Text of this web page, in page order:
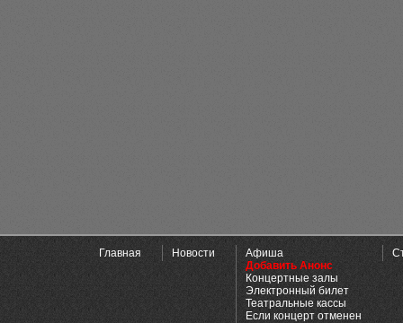
Главная Новости
Афиша
Добавить Анонс
Концертные залы
Электронный билет
Театральные кассы
Если концерт отменен